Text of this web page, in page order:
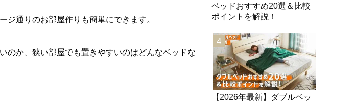
ジ通りのお部屋作りも簡単にできます。
のか、狭い部屋でも置きやすいのはどんなベッドな
ベッドおすすめ20選＆比較
ポイントを解説！
4
【2026年最新】ダブルベッ